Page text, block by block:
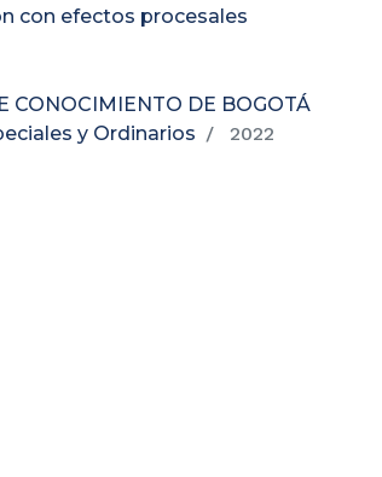
con efectos procesales
CONOCIMIENTO DE BOGOTÁ
y Ordinarios 2022